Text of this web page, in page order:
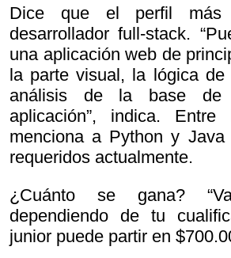
Dice que el perfil más
desarrollador full-stack.
una aplicación web de
la parte visual, la lógica
análisis de la base
aplicación”, indica. Entre
menciona a Python y
requeridos actualmente.
¿Cuánto se gana?
dependiendo de tu
junior puede partir en